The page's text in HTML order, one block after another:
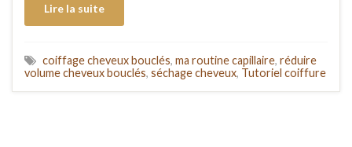
Lire la suite
coiffage cheveux bouclés, ma routine capillaire, réduire
volume cheveux bouclés, séchage cheveux, Tutoriel coiffure